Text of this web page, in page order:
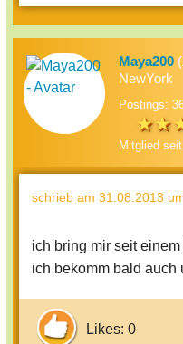
Maya200
NewYork
Postings:
Mitglied
schrieb am 31.08.2013
ich bring mir seit
ich bekomm bald auch
Likes: 0